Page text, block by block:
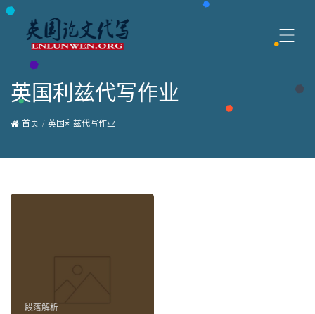
英国利兹代写作业
首页 英国利兹代写作业
段落解析